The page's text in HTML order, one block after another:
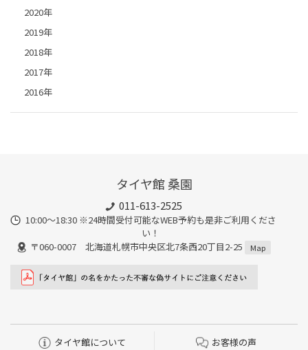
2020年
2019年
2018年
2017年
2016年
タイヤ館 桑園
011-613-2525
10:00～18:30 ※24時間受付可能なWEB予約も是非ご利用くださ
い！
〒060-0007 北海道札幌市中央区北7条西20丁目2-25
Map
タイヤ館について お客様の声